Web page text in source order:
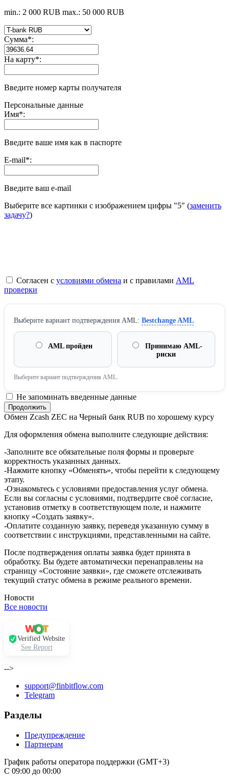
min.: 2 000 RUB max.: 50 000 RUB
Сумма*:
На карту*:
Введите номер карты получателя
Персональные данные
Имя*:
Введите ваше имя как в паспорте
E-mail*:
Введите ваш e-mail
Выберите все картинки с изображением цифры "5" (заменить
задачу?)
Согласен с условиями обмена и с правилами AML
проверки
Выберите вариант подтверждения AML: Bestchange AML
AML пройден
Принимаю AML-
риски
Выберите вариант подтверждения AML.
Не запоминать введенные данные
Обмен Zcash ZEC на Черный банк RUB по хорошему курсу
Для оформления обмена выполните следующие действия:
-Заполните все обязательные поля формы и проверьте
корректность указанных данных.
-Нажмите кнопку «Обменять», чтобы перейти к следующему
этапу.
-Ознакомьтесь с условиями предоставления услуг обмена.
Если вы согласны с условиями, подтвердите своё согласие,
установив отметку в соответствующем поле, и нажмите
кнопку «Создать заявку».
-Оплатите созданную заявку, переведя указанную сумму в
соответствии с инструкциями, представленными на сайте.
После подтверждения оплаты заявка будет принята в
обработку. Вы будете автоматически перенаправлены на
страницу «Состояние заявки», где сможете отслеживать
текущий статус обмена в режиме реального времени.
Новости
Все новости
Verified Website
See Report
-->
support@finbitflow.com
Telegram
Разделы
Предупреждение
Партнерам
График работы оператора поддержки (GMT+3)
С 09:00 до 00:00